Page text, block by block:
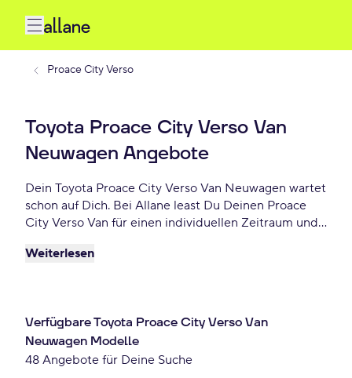
Proace City Verso
Toyota Proace City Verso Van
Neuwagen Angebote
Dein Toyota Proace City Verso Van Neuwagen wartet
schon auf Dich. Bei Allane least Du Deinen Proace
City Verso Van für einen individuellen Zeitraum und
Proace City Verso Van kaufen möchtest oder
Weiterlesen
Verfügbare Toyota Proace City Verso Van
Neuwagen Modelle
48 Angebote für Deine Suche